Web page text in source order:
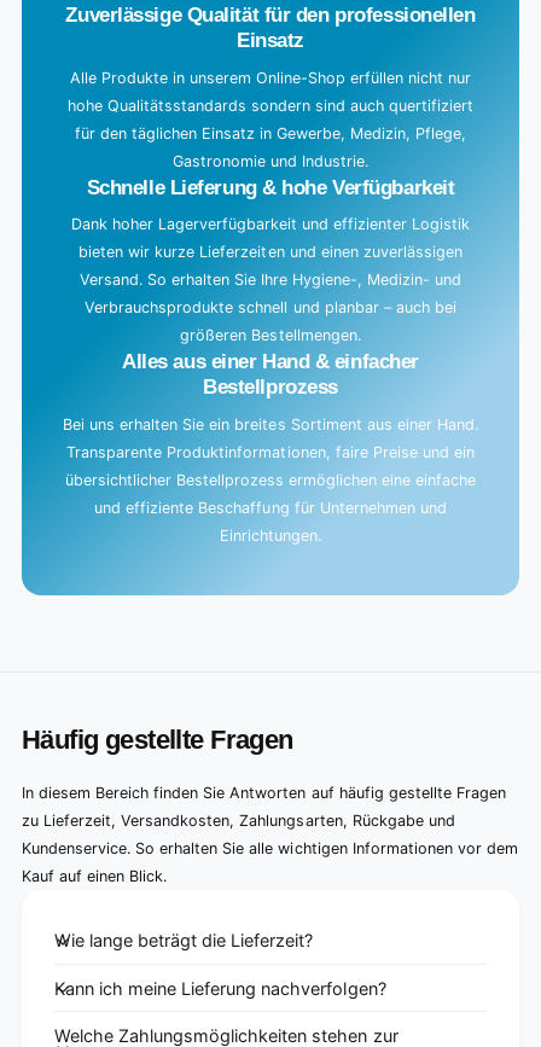
Zuverlässige Qualität für den professionellen
Einsatz
Alle Produkte in unserem Online-Shop erfüllen nicht nur
hohe Qualitätsstandards sondern sind auch quertifiziert
für den täglichen Einsatz in Gewerbe, Medizin, Pflege,
Gastronomie und Industrie.
Schnelle Lieferung & hohe Verfügbarkeit
Dank hoher Lagerverfügbarkeit und effizienter Logistik
bieten wir kurze Lieferzeiten und einen zuverlässigen
Versand. So erhalten Sie Ihre Hygiene-, Medizin- und
Verbrauchsprodukte schnell und planbar – auch bei
größeren Bestellmengen.
Alles aus einer Hand & einfacher
Bestellprozess
Bei uns erhalten Sie ein breites Sortiment aus einer Hand.
Transparente Produktinformationen, faire Preise und ein
übersichtlicher Bestellprozess ermöglichen eine einfache
und effiziente Beschaffung für Unternehmen und
Einrichtungen.
Häufig gestellte Fragen
In diesem Bereich finden Sie Antworten auf häufig gestellte Fragen
zu Lieferzeit, Versandkosten, Zahlungsarten, Rückgabe und
Kundenservice. So erhalten Sie alle wichtigen Informationen vor dem
Kauf auf einen Blick.
Wie lange beträgt die Lieferzeit?
Kann ich meine Lieferung nachverfolgen?
Welche Zahlungsmöglichkeiten stehen zur